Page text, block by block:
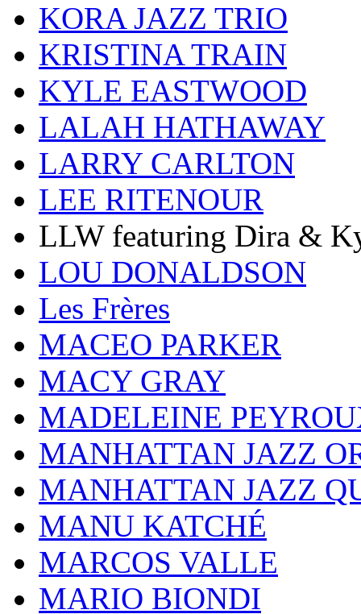
KORA JAZZ TRIO
KRISTINA TRAIN
KYLE EASTWOOD
LALAH HATHAWAY
LARRY CARLTON
LEE RITENOUR
LLW featuring Dira &
LOU DONALDSON
Les Frères
MACEO PARKER
MACY GRAY
MADELEINE
MANHATTAN JAZZ
MANHATTAN JAZZ
MANU KATCHÉ
MARCOS VALLE
MARIO BIONDI